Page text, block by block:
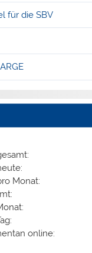
für die SBV
Monat:
online: